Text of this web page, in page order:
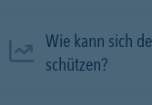
Wie kann sich
schützen?